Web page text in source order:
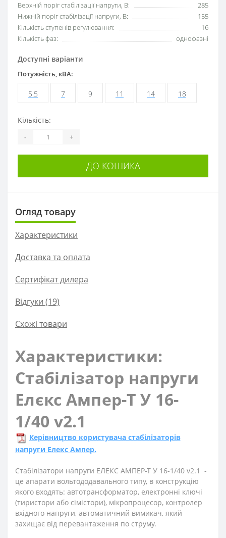
Верхній поріг стабілізації напруги, В:
285
Нижній поріг стабілізації напруги, В:
155
Кількість ступенів регулювання:
16
Кількість фаз:
однофазні
Доступні варіанти
Потужність, кВА:
5.5 7 9 11 14 18
Кількість:
- +
ДО КОШИКА
Огляд товару
Характеристики
Доставка та оплата
Сертифікат дилера
Відгуки (19)
Схожі товари
Характеристики:
Стабілізатор напруги
Елєкс Ампер-Т У 16-
1/40 v2.1
Керівництво користувача стабілізаторів
напруги Елекс Ампер.
Стабілізатори напруги ЕЛЕКС АМПЕР-Т У 16-1/40 v2.1 -
це апарати вольтододавального типу, в конструкцію
якого входять: автотрансформатор, електронні ключі
(тиристори або сімістори), мікропроцесор, контролер
вхідного напруги, автоматичний вимикач, який
захищає від перевантаження по струму.